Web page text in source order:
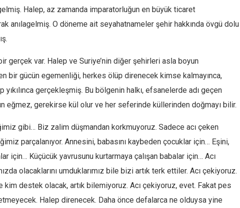
Halep, az zamanda imparatorluğun en büyük ticaret
anılagelmiş. O döneme ait seyahatnameler şehir hakkında övgü dolu
gerçek var. Halep ve Suriye’nin diğer şehirleri asla boyun
bir gücün egemenliği, herkes ölüp direnecek kimse kalmayınca,
yıkılınca gerçekleşmiş. Bu bölgenin halkı, efsanelerde adı geçen
eğmez, gerekirse kül olur ve her seferinde küllerinden doğmayı bilir.
gibi… Biz zalim düşmandan korkmuyoruz. Sadece acı çeken
parçalanıyor. Annesini, babasını kaybeden çocuklar için… Eşini,
için… Küçücük yavrusunu kurtarmaya çalışan babalar için… Acı
olacaklarını umduklarımız bile bizi artık terk ettiler. Acı çekiyoruz.
kim destek olacak, artık bilemiyoruz. Acı çekiyoruz, evet. Fakat pes
Halep direnecek. Daha önce defalarca ne olduysa yine